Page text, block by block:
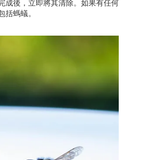
成後，立即將其清除。如果有任何
螞蟻。